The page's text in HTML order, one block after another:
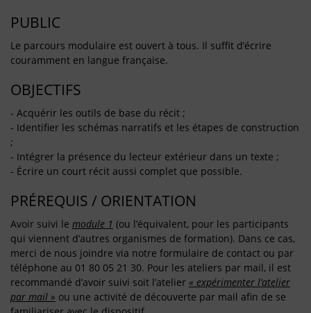
PUBLIC
Le parcours modulaire est ouvert à tous. Il suffit d’écrire
couramment en langue française.
OBJECTIFS
- Acquérir les outils de base du récit ;
- Identifier les schémas narratifs et les étapes de construction
;
- Intégrer la présence du lecteur extérieur dans un texte ;
- Écrire un court récit aussi complet que possible.
PRÉREQUIS / ORIENTATION
Avoir suivi le module 1 (ou l’équivalent, pour les participants
qui viennent d’autres organismes de formation). Dans ce cas,
merci de nous joindre via notre formulaire de contact ou par
téléphone au 01 80 05 21 30. Pour les ateliers par mail, il est
recommandé d’avoir suivi soit l’atelier « expérimenter l’atelier
par mail » ou une activité de découverte par mail afin de se